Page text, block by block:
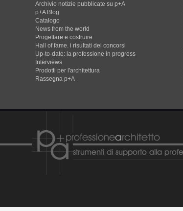
Archivio notizie pubblicate su p+A
p+A Blog
Catalogo
News from the world
Progettare e costruire
Hall of fame. i risultati dei concorsi
Up-to-date: la professione in progress
Interviews
Prodotti per l'architettura
Rassegna p+A